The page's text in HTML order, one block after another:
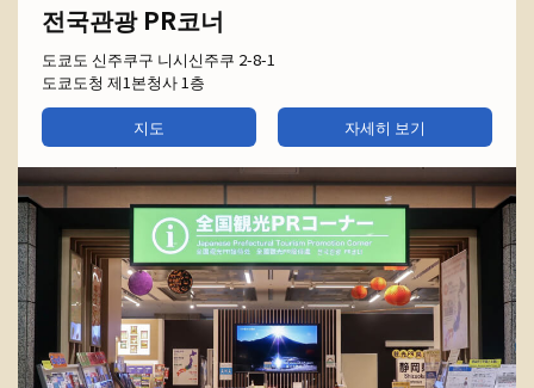
전국관광 PR코너
도쿄도 신주쿠구 니시신주쿠 2-8-1
도쿄도청 제1본청사 1층
지도
자세히 보기